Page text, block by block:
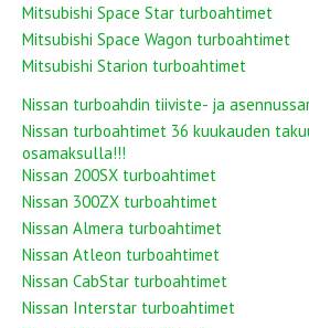
Mitsubishi Space Star turboahtimet
Mitsubishi Space Wagon turboahtimet
Mitsubishi Starion turboahtimet
Nissan turboahdin tiiviste- ja
Nissan turboahtimet 36 kuukauden
osamaksulla!!!
Nissan 200SX turboahtimet
Nissan 300ZX turboahtimet
Nissan Almera turboahtimet
Nissan Atleon turboahtimet
Nissan CabStar turboahtimet
Nissan Interstar turboahtimet